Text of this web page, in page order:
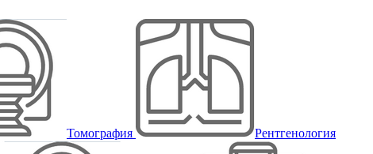
Томография Рентгенология